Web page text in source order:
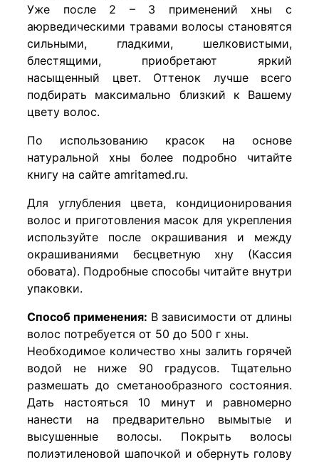
Уже после 2 – 3 применений хны с
аюрведическими травами волосы становятся
сильными, гладкими, шелковистыми,
блестящими, приобретают яркий
насыщенный цвет. Оттенок лучше всего
подбирать максимально близкий к Вашему
цвету волос.
По использованию красок на основе
натуральной хны более подробно читайте
книгу на сайте amritamed.ru.
Для углубления цвета, кондиционирования
волос и приготовления масок для укрепления
используйте после окрашивания и между
окрашиваниями бесцветную хну (Кассия
обовата). Подробные способы читайте внутри
упаковки.
Способ применения: В зависимости от длины
волос потребуется от 50 до 500 г хны.
Необходимое количество хны залить горячей
водой не ниже 90 градусов. Тщательно
размешать до сметанообразного состояния.
Дать настояться 10 минут и равномерно
нанести на предварительно вымытые и
высушенные волосы. Покрыть волосы
полиэтиленовой шапочкой и обернуть голову